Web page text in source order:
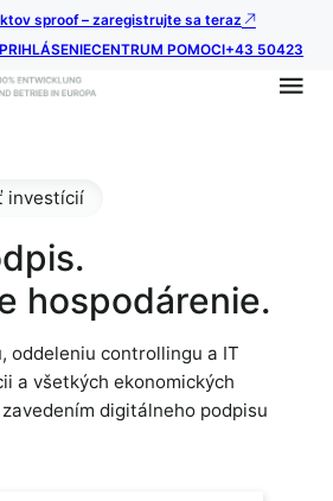
sproof – zaregistrujte sa teraz
PRIHLÁSENIECENTRUM POMOCI+43 50423
hospodárenie.
investícií
oddeleniu controllingu a IT
a všetkých ekonomických
digitálneho podpisu